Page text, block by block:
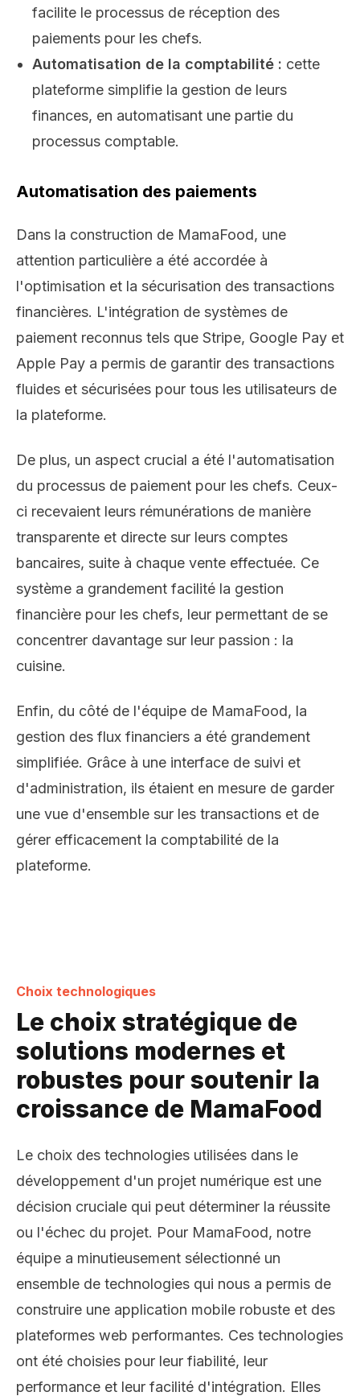
facilite le processus de réception des
paiements pour les chefs.
Automatisation de la comptabilité : cette
plateforme simplifie la gestion de leurs
finances, en automatisant une partie du
processus comptable.
Automatisation des paiements
Dans la construction de MamaFood, une
attention particulière a été accordée à
l'optimisation et la sécurisation des transactions
financières. L'intégration de systèmes de
paiement reconnus tels que Stripe, Google Pay et
Apple Pay a permis de garantir des transactions
fluides et sécurisées pour tous les utilisateurs de
la plateforme.
De plus, un aspect crucial a été l'automatisation
du processus de paiement pour les chefs. Ceux-
ci recevaient leurs rémunérations de manière
transparente et directe sur leurs comptes
bancaires, suite à chaque vente effectuée. Ce
système a grandement facilité la gestion
financière pour les chefs, leur permettant de se
concentrer davantage sur leur passion : la
cuisine.
Enfin, du côté de l'équipe de MamaFood, la
gestion des flux financiers a été grandement
simplifiée. Grâce à une interface de suivi et
d'administration, ils étaient en mesure de garder
une vue d'ensemble sur les transactions et de
gérer efficacement la comptabilité de la
plateforme.
Choix technologiques
Le choix stratégique de
solutions modernes et
robustes pour soutenir la
croissance de MamaFood
Le choix des technologies utilisées dans le
développement d'un projet numérique est une
décision cruciale qui peut déterminer la réussite
ou l'échec du projet. Pour MamaFood, notre
équipe a minutieusement sélectionné un
ensemble de technologies qui nous a permis de
construire une application mobile robuste et des
plateformes web performantes. Ces technologies
ont été choisies pour leur fiabilité, leur
performance et leur facilité d'intégration. Elles